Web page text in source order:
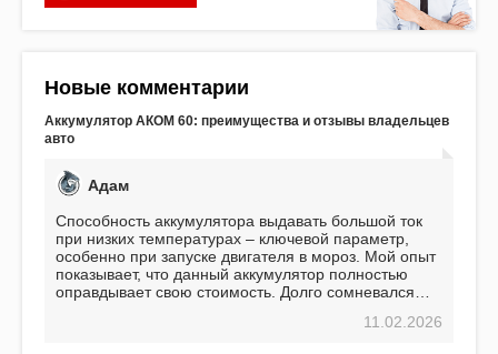
Новые комментарии
Аккумулятор АКОМ 60: преимущества и отзывы владельцев
авто
Адам
Способность аккумулятора выдавать большой ток
при низких температурах – ключевой параметр,
особенно при запуске двигателя в мороз. Мой опыт
показывает, что данный аккумулятор полностью
оправдывает свою стоимость. Долго сомневался
пожалел. Считаю, что это отличное вложение,11.02.2026